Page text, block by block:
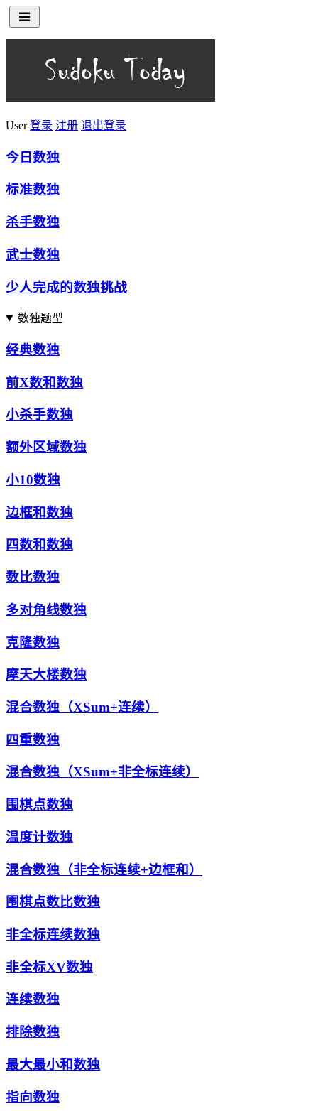
User 登录 注册 退出登录
今日数独
标准数独
杀手数独
武士数独
少人完成的数独挑战
数独题型
经典数独
前X数和数独
小杀手数独
额外区域数独
小10数独
边框和数独
四数和数独
数比数独
多对角线数独
克隆数独
摩天大楼数独
混合数独（XSum+连续）
四重数独
混合数独（XSum+非全标连续）
围棋点数独
温度计数独
混合数独（非全标连续+边框和）
围棋点数比数独
非全标连续数独
非全标XV数独
连续数独
排除数独
最大最小和数独
指向数独